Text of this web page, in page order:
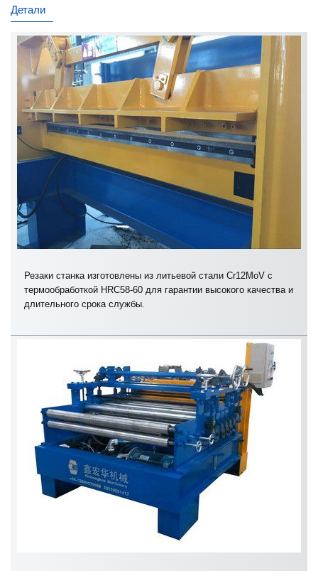
Детали
Резаки станка изготовлены из литьевой стали Cr12MoV с
термообработкой HRC58-60 для гарантии высокого качества и
длительного срока службы.